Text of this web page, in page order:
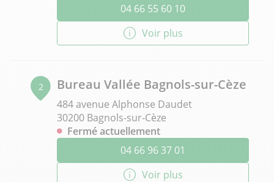
04 66 55 60 10
Voir plus
2 Bureau Vallée Bagnols-sur-Cèze
484 avenue Alphonse Daudet
30200 Bagnols-sur-Cèze
Fermé actuellement
04 66 96 37 01
Voir plus